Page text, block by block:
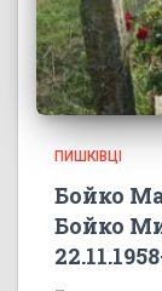
ПИШКІВЦІ
Бойко
Бойко